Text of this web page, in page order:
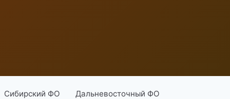
Сибирский ФО Дальневосточный ФО